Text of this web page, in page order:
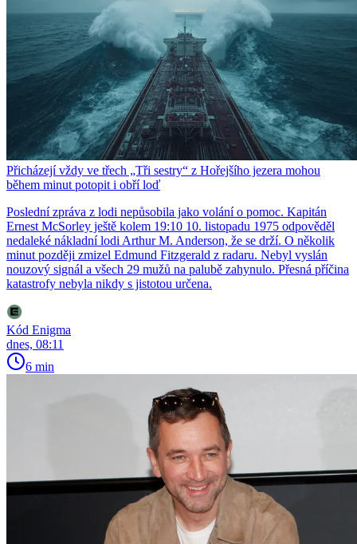
Přicházejí vždy ve třech „Tři sestry“ z Hořejšího jezera mohou
během minut potopit i obří loď
Poslední zpráva z lodi nepůsobila jako volání o pomoc. Kapitán
Ernest McSorley ještě kolem 19:10 10. listopadu 1975 odpověděl
nedaleké nákladní lodi Arthur M. Anderson, že se drží. O několik
minut později zmizel Edmund Fitzgerald z radaru. Nebyl vyslán
nouzový signál a všech 29 mužů na palubě zahynulo. Přesná příčina
katastrofy nebyla nikdy s jistotou určena.
Kód Enigma
dnes, 08:11
6 min